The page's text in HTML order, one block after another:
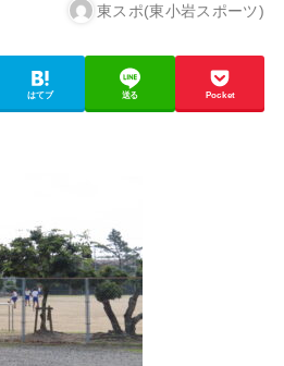
東スポ(東小岩スポーツ)
はてブ 送る Pocket